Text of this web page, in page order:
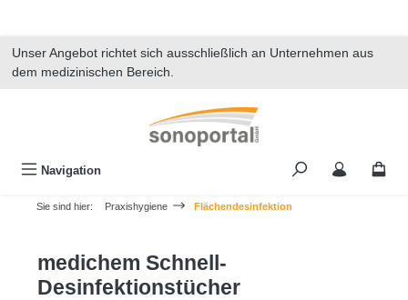
Unser Angebot richtet sich ausschließlich an Unternehmen aus
dem medizinischen Bereich.
Navigation
Sie sind hier: Praxishygiene Flächendesinfektion
medichem Schnell-
Desinfektionstücher